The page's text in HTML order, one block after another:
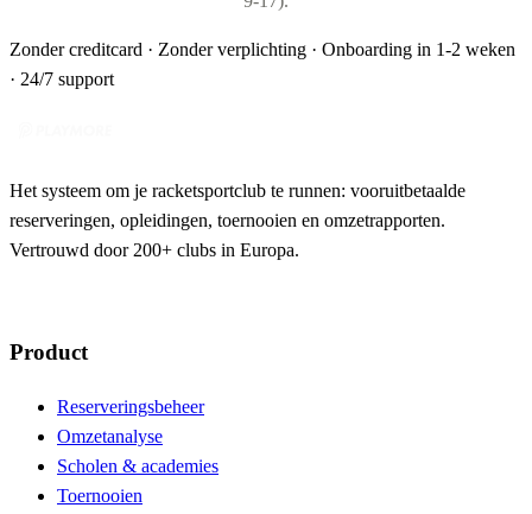
Zonder creditcard · Zonder verplichting · Onboarding in 1-2 weken
· 24/7 support
Het systeem om je racketsportclub te runnen: vooruitbetaalde
reserveringen, opleidingen, toernooien en omzetrapporten.
Vertrouwd door 200+ clubs in Europa.
Product
Reserveringsbeheer
Omzetanalyse
Scholen & academies
Toernooien